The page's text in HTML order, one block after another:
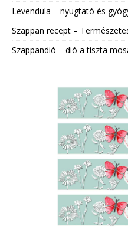
Levendula – nyugtató és
Szappan recept –
Szappandió – dió a tiszta